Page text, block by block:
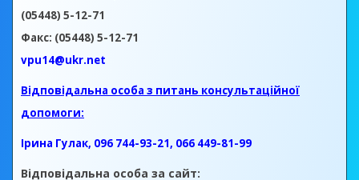
(05448) 5-12-71
Факс: (05448) 5-12-71
vpu14@ukr.net
Відповідальна особа з питань консультаційної
допомоги:
Ірина Гулак, 096 744-93-21, 066 449-81-99
Відповідальна особа за сайт: